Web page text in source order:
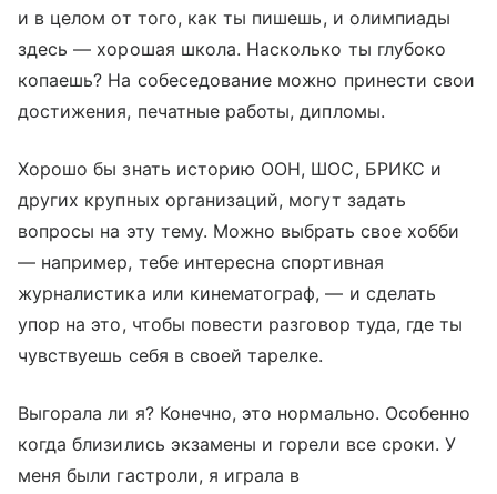
и в целом от того, как ты пишешь, и олимпиады
здесь — хорошая школа. Насколько ты глубоко
копаешь? На собеседование можно принести свои
достижения, печатные работы, дипломы.
Хорошо бы знать историю ООН, ШОС, БРИКС и
других крупных организаций, могут задать
вопросы на эту тему. Можно выбрать свое хобби
— например, тебе интересна спортивная
журналистика или кинематограф, — и сделать
упор на это, чтобы повести разговор туда, где ты
чувствуешь себя в своей тарелке.
Выгорала ли я? Конечно, это нормально. Особенно
когда близились экзамены и горели все сроки. У
меня были гастроли, я играла в